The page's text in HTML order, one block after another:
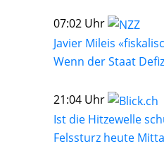
07:02 Uhr
Javier Mileis
Wenn der Staat
21:04 Uhr
Ist die Hitzewelle
Felssturz heute